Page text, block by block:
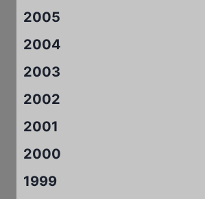
2005
2004
2003
2002
2001
2000
1999